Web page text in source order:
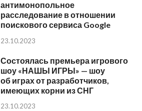
антимонопольное
расследование в отношении
поискового сервиса Google
23.10.2023
Состоялась премьера игрового
шоу «НАШЫ ИГРЫ» — шоу
об играх от разработчиков,
имеющих корни из СНГ
23.10.2023